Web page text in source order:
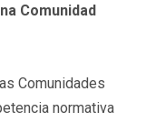
Comunidad
Comunidades
normativa